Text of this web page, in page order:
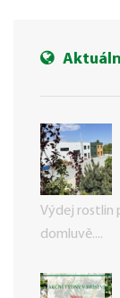
Výdej rostlin
domluvě....